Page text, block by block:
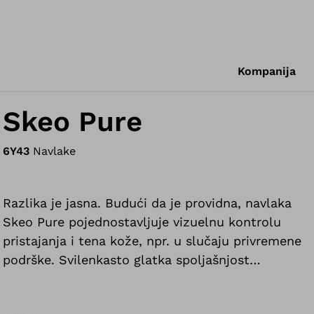
Kompanija
Skeo Pure
6Y43 Navlake
Razlika je jasna. Budući da je providna, navlaka
Skeo Pure pojednostavljuje vizuelnu kontrolu
pristajanja i tena kože, npr. u slučaju privremene
podrške. Svilenkasto glatka spoljašnjost